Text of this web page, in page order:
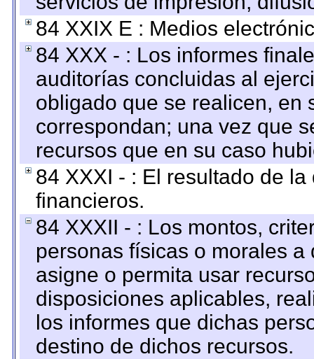
84 XXIX E : Medios
84 XXX - : Los informes
auditorías concluidas al
obligado que se realicen, en
correspondan; una vez que
recursos que en su caso
84 XXXI - : El resultado de
financieros.
84 XXXII - : Los montos,
personas físicas o morales
asigne o permita usar
disposiciones aplicables,
los informes que dichas
destino de dichos recursos.